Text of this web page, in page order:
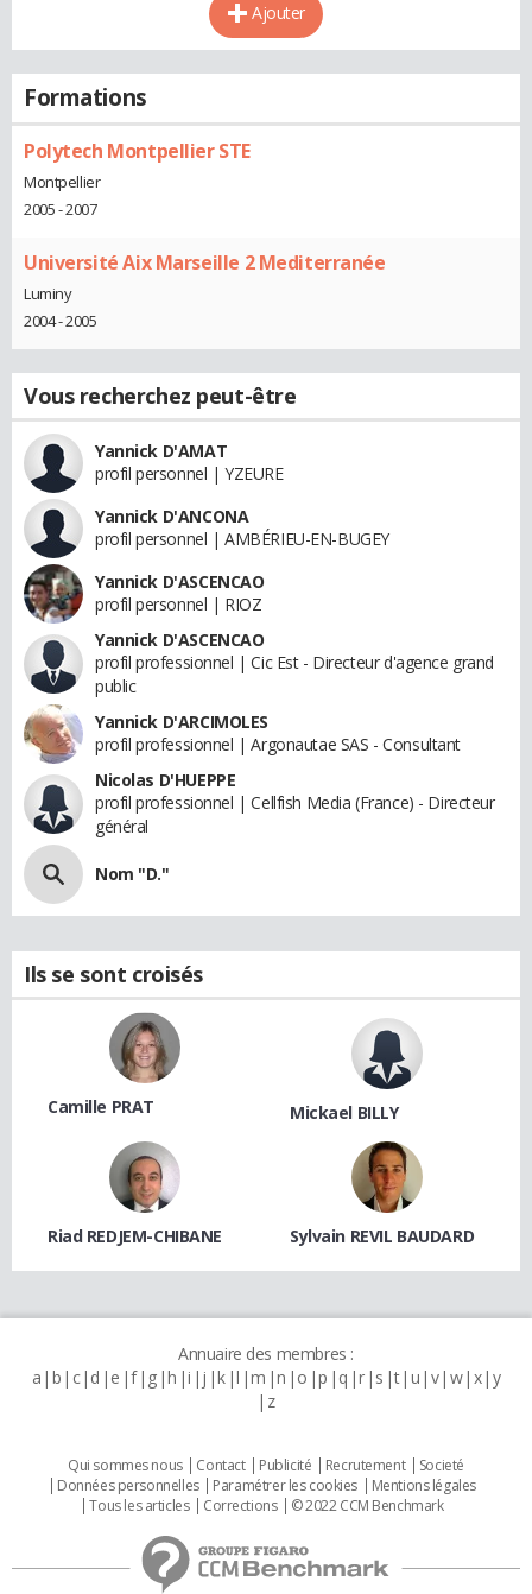
Ajouter
Formations
Polytech Montpellier STE
Montpellier
2005 - 2007
Université Aix Marseille 2 Mediterranée
Luminy
2004 - 2005
Vous recherchez peut-être
Yannick D'AMAT
profil personnel | YZEURE
Yannick D'ANCONA
profil personnel | AMBÉRIEU-EN-BUGEY
Yannick D'ASCENCAO
profil personnel | RIOZ
Yannick D'ASCENCAO
profil professionnel | Cic Est - Directeur d'agence grand
public
Yannick D'ARCIMOLES
profil professionnel | Argonautae SAS - Consultant
Nicolas D'HUEPPE
profil professionnel | Cellfish Media (France) - Directeur
général
Nom "D."
Ils se sont croisés
Camille PRAT Mickael BILLY
Riad REDJEM-CHIBANE Sylvain REVIL BAUDARD
Annuaire des membres :
a b c d e f g h i j k l m n o p q r s t u v w x y
z
Qui sommes nous Contact Publicité Recrutement
Societé
Données personnelles
Paramétrer les cookies
Mentions légales
Tous les articles
Corrections © 2022 CCM Benchmark